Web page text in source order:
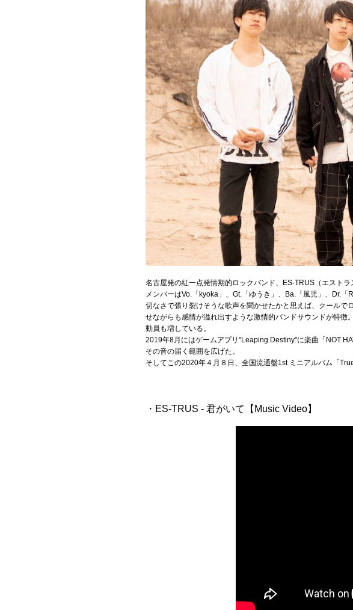
名古屋発の紅一点発情期的ロックバンド、ES-TRUS（エストラ
メンバーはVo.「kyoka」、Gt.「ゆうき」、Ba.「風児」、Dr.「
切なさで張り裂けそうな歌声を聞かせたかと思えば、クール
せながらも感情が溢れ出すような激情的バンドサウンドが特
動員も増している。
2019年8月にはゲームアプリ"Leaping Destiny"に楽曲「NOT
その音の届く範囲を広げた。
そしてこの2020年４月８日、全国流通盤1st ミニアルバム「
・ES-TRUS - 君がいて【Music Video】